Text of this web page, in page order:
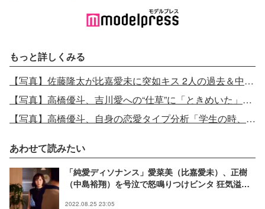
もっと詳しくみる
【写真】佐藤隆太が比嘉愛未に突如キス 2人の過去＆中島裕翔への“裏切り”に視聴者衝撃＜第6話振り返り＞
【写真】高橋優斗、吉川愛への“仕草”に「ときめいた」「恋する」の声 予告も話題に＜第6話振り返り＞
【写真】高橋優斗、自身の恋愛タイプ分析「学生の時、もちろん気になる子とかいたんですけど…」
あわせて読みたい
「純愛ディソナンス」愛菜美（比嘉愛未）、正樹
（中島裕翔）を号泣で怒鳴りつけビンタ 狂気溢れ
2022.08.25 23:05